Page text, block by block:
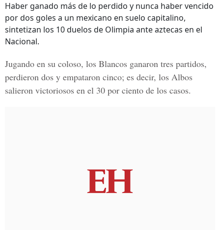
Haber ganado más de lo perdido y nunca haber vencido
por dos goles a un mexicano en suelo capitalino,
sintetizan los 10 duelos de Olimpia ante aztecas en el
Nacional.
Jugando en su coloso, los Blancos ganaron tres partidos,
perdieron dos y empataron cinco; es decir, los Albos
salieron victoriosos en el 30 por ciento de los casos.